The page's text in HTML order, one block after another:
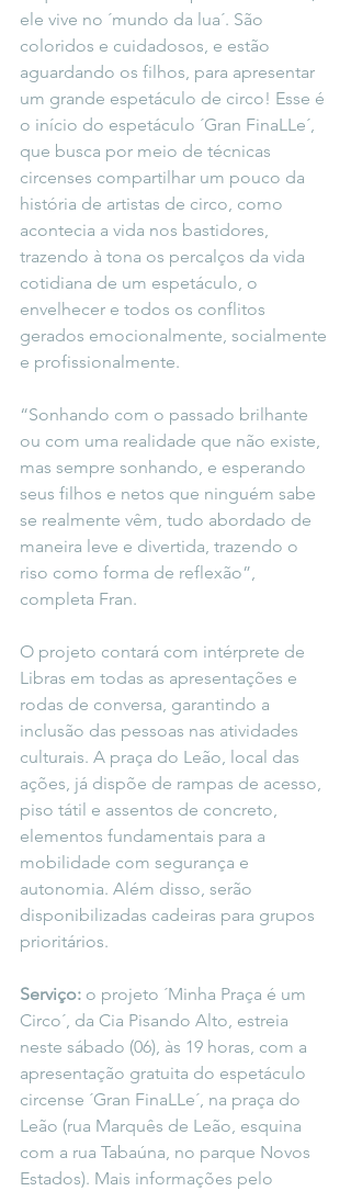
ele vive no ´mundo da lua´. São
coloridos e cuidadosos, e estão
aguardando os filhos, para apresentar
um grande espetáculo de circo! Esse é
o início do espetáculo ´Gran FinaLLe´,
que busca por meio de técnicas
circenses compartilhar um pouco da
história de artistas de circo, como
acontecia a vida nos bastidores,
trazendo à tona os percalços da vida
cotidiana de um espetáculo, o
envelhecer e todos os conflitos
gerados emocionalmente, socialmente
e profissionalmente.
“Sonhando com o passado brilhante
ou com uma realidade que não existe,
mas sempre sonhando, e esperando
seus filhos e netos que ninguém sabe
se realmente vêm, tudo abordado de
maneira leve e divertida, trazendo o
riso como forma de reflexão”,
completa Fran.
O projeto contará com intérprete de
Libras em todas as apresentações e
rodas de conversa, garantindo a
inclusão das pessoas nas atividades
culturais. A praça do Leão, local das
ações, já dispõe de rampas de acesso,
piso tátil e assentos de concreto,
elementos fundamentais para a
mobilidade com segurança e
autonomia. Além disso, serão
disponibilizadas cadeiras para grupos
prioritários.
Serviço: o projeto ´Minha Praça é um
Circo´, da Cia Pisando Alto, estreia
neste sábado (06), às 19 horas, com a
apresentação gratuita do espetáculo
circense ´Gran FinaLLe´, na praça do
Leão (rua Marquês de Leão, esquina
com a rua Tabaúna, no parque Novos
Estados). Mais informações pelo